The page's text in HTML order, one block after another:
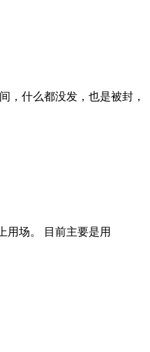
，什么都没发，也是被封，
用场。 目前主要是用